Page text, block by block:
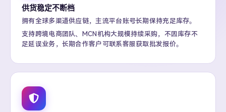
供货稳定不断档
拥有全球多渠道供应链，主流平台账号长期保持充足库存。
支持跨境电商团队、MCN机构大规模持续采购，不因库存不
足延误业务，长期合作客户可联系客服获取批发报价。